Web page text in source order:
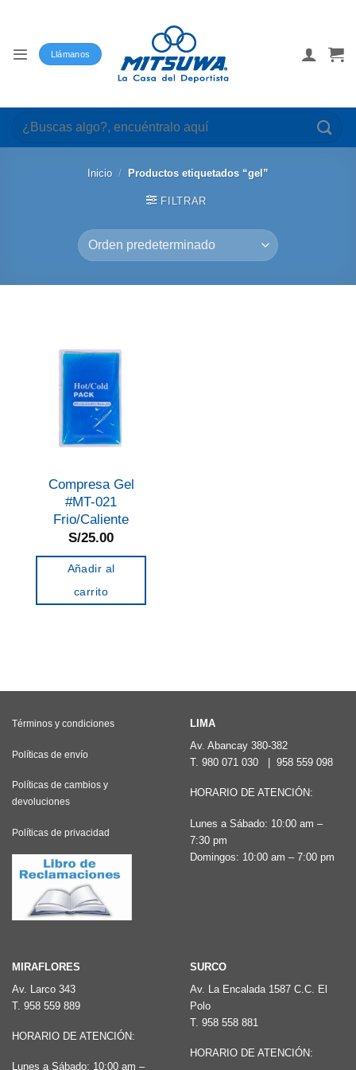
Llámanos
Buscar
por:
Inicio / Productos etiquetados “gel”
FILTRAR
Compresa Gel
#MT-021
Frio/Caliente
S/25.00
Añadir al
carrito
Términos y condiciones
Políticas de envío
Políticas de cambios y
devoluciones
Políticas de privacidad
LIMA
Av. Abancay 380-382
T. 980 071 030 958 559 098
HORARIO DE ATENCIÓN:
Lunes a Sábado: 10:00 am –
7:30 pm
Domingos: 10:00 am – 7:00 pm
MIRAFLORES
Av. Larco 343
T. 958 559 889
HORARIO DE ATENCIÓN:
Lunes a Sábado: 10:00 am –
SURCO
Av. La Encalada 1587 C.C. El
Polo
T. 958 558 881
HORARIO DE ATENCIÓN: